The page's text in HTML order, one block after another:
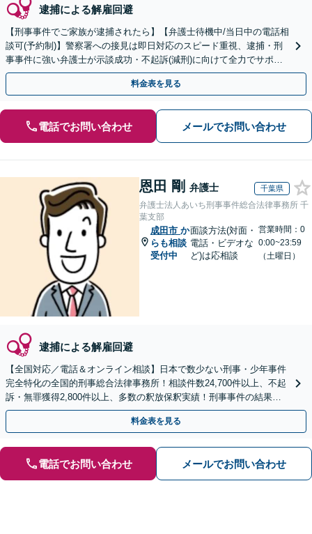
逮捕による解雇回避
【刑事事件でご家族が逮捕されたら】【弁護士待機中/当日中の電話相
談可(予約制)】警察署への接見は即日対応のスピード重視、逮捕・刑
事事件に強い弁護士が示談成功・不起訴(減刑)に向けて全力でサポー
トします。【加害者側の相談専門】
料金表を見る
電話でお問い合わせ メールでお問い合わせ
恩田 剛 弁護士 千葉県
弁護士法人あいち刑事事件総合法律事務所 千
葉支部
成田市 か
らも相談
受付中
面談方法(対面・
電話・ビデオな
ど)は応相談
営業時間：0
0:00~23:59
（土曜日）
逮捕による解雇回避
【全国対応／電話＆オンライン相談】日本で数少ない刑事・少年事件
完全特化の全国的刑事総合法律事務所！相談件数24,700件以上、不起
訴・無罪獲得2,800件以上、多数の釈放保釈実績！刑事事件の結果は
弁護士の腕次第で変わります【初回相談無料】
料金表を見る
電話でお問い合わせ メールでお問い合わせ